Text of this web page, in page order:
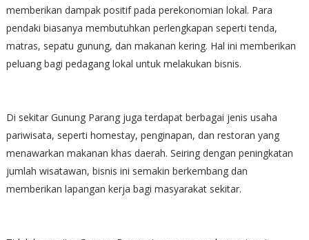
memberikan dampak positif pada perekonomian lokal. Para
pendaki biasanya membutuhkan perlengkapan seperti tenda,
matras, sepatu gunung, dan makanan kering. Hal ini memberikan
peluang bagi pedagang lokal untuk melakukan bisnis.
Di sekitar Gunung Parang juga terdapat berbagai jenis usaha
pariwisata, seperti homestay, penginapan, dan restoran yang
menawarkan makanan khas daerah. Seiring dengan peningkatan
jumlah wisatawan, bisnis ini semakin berkembang dan
memberikan lapangan kerja bagi masyarakat sekitar.